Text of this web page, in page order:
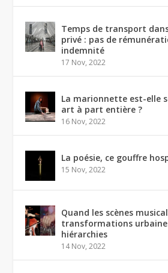
Temps de transport
privé : pas de
indemnité
17 Nov, 2022
La marionnette est-elle
art à part entière ?
16 Nov, 2022
La poésie, ce gouffre
15 Nov, 2022
Quand les scènes
transformations
hiérarchies
14 Nov, 2022